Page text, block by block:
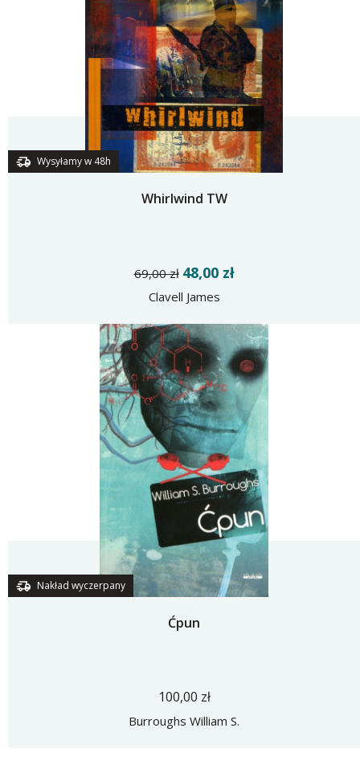
Wysyłamy w 48h
Whirlwind TW
69,00 zł 48,00 zł
Clavell James
Nakład wyczerpany
Ćpun
100,00 zł
Burroughs William S.